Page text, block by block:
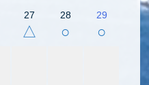
27
△
28
○
29
○